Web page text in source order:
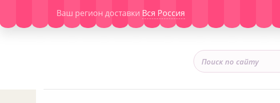
Ваш регион доставки Вся Россия